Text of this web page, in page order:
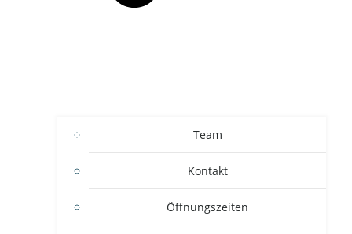
Team
Kontakt
Öffnungszeiten